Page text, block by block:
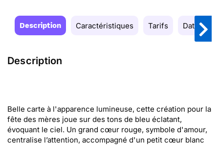
Description Caractéristiques Tarifs Date de
Description
Belle carte à l'apparence lumineuse, cette création pour la
fête des mères joue sur des tons de bleu éclatant,
évoquant le ciel. Un grand cœur rouge, symbole d'amour,
centralise l’attention, accompagné d'un petit cœur blanc